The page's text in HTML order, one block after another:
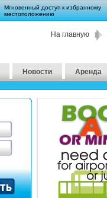
Мгновенный доступ к избранному
местоположению
На главную
Новости Аренда